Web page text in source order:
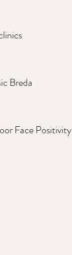
Breda
Face Positivity